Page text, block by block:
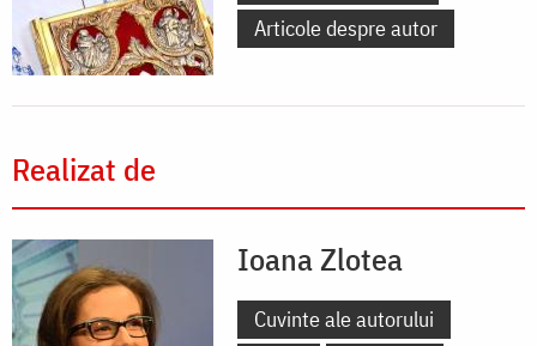
Articole despre autor
Realizat de
Ioana Zlotea
Cuvinte ale autorului